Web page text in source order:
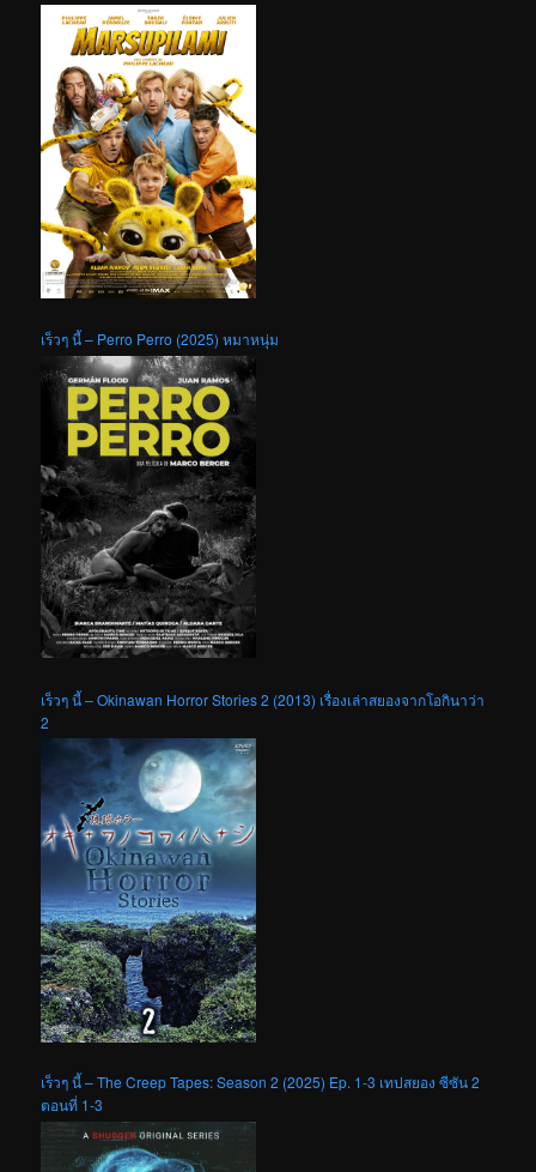
เร็วๆ นี้ – Perro Perro (2025) หมาหนุ่ม
เร็วๆ นี้ – Okinawan Horror Stories 2 (2013) เรื่องเล่าสยองจากโอกินาว่า
2
เร็วๆ นี้ – The Creep Tapes: Season 2 (2025) Ep. 1-3 เทปสยอง ซีซัน 2
ตอนที่ 1-3